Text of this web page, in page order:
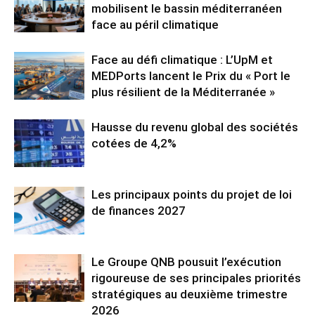
mobilisent le bassin méditerranéen
face au péril climatique
Face au défi climatique : L’UpM et
MEDPorts lancent le Prix du « Port le
plus résilient de la Méditerranée »
Hausse du revenu global des sociétés
cotées de 4,2%
Les principaux points du projet de loi
de finances 2027
Le Groupe QNB pousuit l’exécution
rigoureuse de ses principales priorités
stratégiques au deuxième trimestre
2026